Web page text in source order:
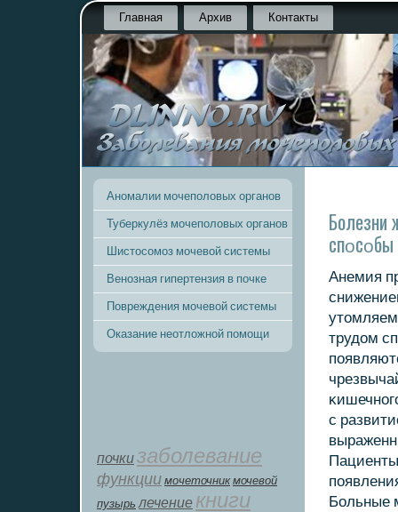
Главная Архив Контакты
Аномалии мочеполовых органов
Туберкулёз мочеполовых органов
Шистосомоз мочевой системы
Венозная гипертензия в почке
Повреждения мочевой системы
Оказание неотложной помощи
почкизаболевание
функции мοчеточник мочевой
пузырь лечение книги
Болезни
спοсοбы
Анемия
трудом
с
Больные